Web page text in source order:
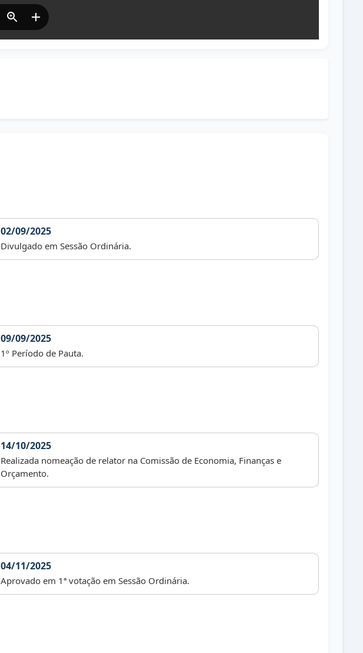
02/09/2025
Divulgado em Sessão Ordinária.
09/09/2025
1º Período de Pauta.
14/10/2025
Realizada nomeação de relator na Comissão de Economia, Finanças e
Orçamento.
04/11/2025
Aprovado em 1ª votação em Sessão Ordinária.